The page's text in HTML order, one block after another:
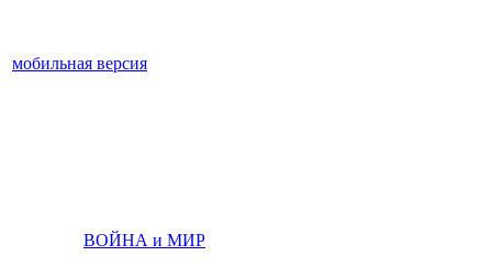
мобильная версия
ВОЙНА и МИР